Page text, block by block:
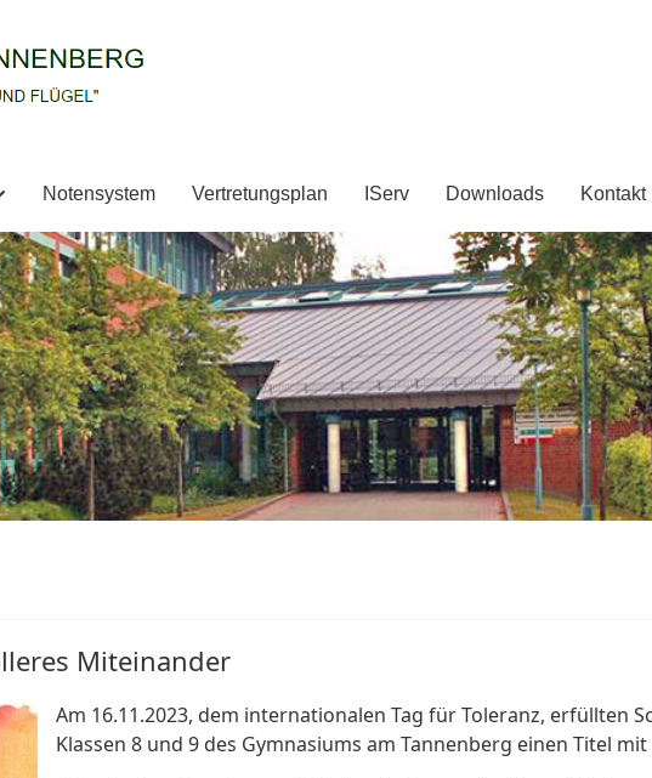
Notensystem Vertretungsplan IServ Downloads Kontakt
Miteinander
Am 16.11.2023, dem internationalen Tag für Toleranz, erfüllten
Klassen 8 und 9 des Gymnasiums am Tannenberg einen Titel